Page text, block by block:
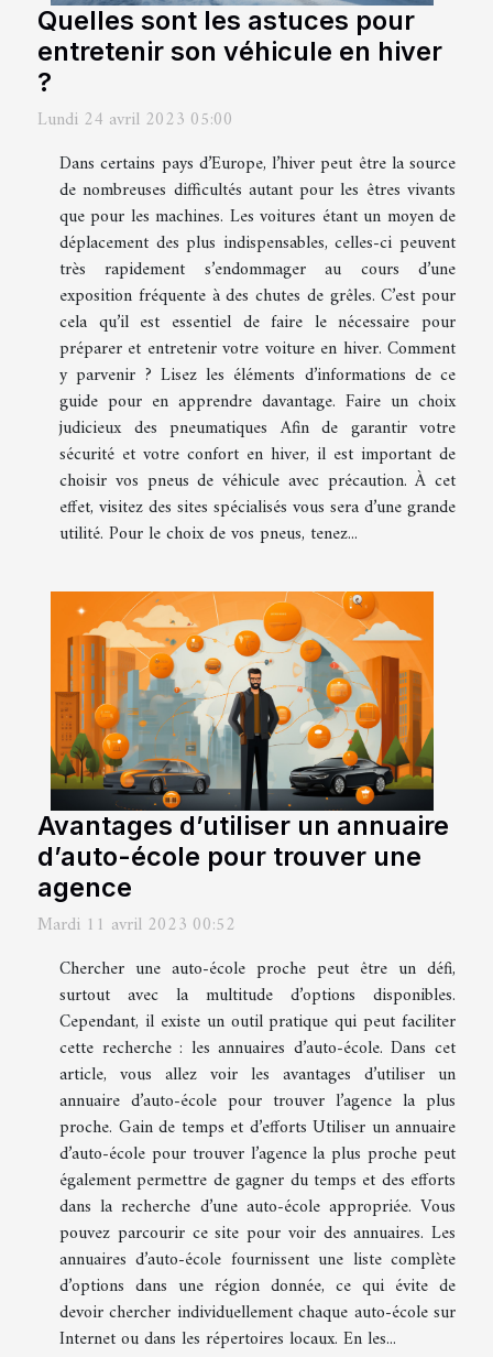
Quelles sont les astuces pour
entretenir son véhicule en hiver
?
Lundi 24 avril 2023 05:00
Dans certains pays d’Europe, l’hiver peut être la source
de nombreuses difficultés autant pour les êtres vivants
que pour les machines. Les voitures étant un moyen de
déplacement des plus indispensables, celles-ci peuvent
très rapidement s’endommager au cours d’une
exposition fréquente à des chutes de grêles. C’est pour
cela qu’il est essentiel de faire le nécessaire pour
préparer et entretenir votre voiture en hiver. Comment
y parvenir ? Lisez les éléments d’informations de ce
guide pour en apprendre davantage. Faire un choix
judicieux des pneumatiques Afin de garantir votre
sécurité et votre confort en hiver, il est important de
choisir vos pneus de véhicule avec précaution. À cet
effet, visitez des sites spécialisés vous sera d’une grande
utilité. Pour le choix de vos pneus, tenez...
Avantages d’utiliser un annuaire
d’auto-école pour trouver une
agence
Mardi 11 avril 2023 00:52
Chercher une auto-école proche peut être un défi,
surtout avec la multitude d’options disponibles.
Cependant, il existe un outil pratique qui peut faciliter
cette recherche : les annuaires d’auto-école. Dans cet
article, vous allez voir les avantages d’utiliser un
annuaire d’auto-école pour trouver l’agence la plus
proche. Gain de temps et d’efforts Utiliser un annuaire
d’auto-école pour trouver l’agence la plus proche peut
également permettre de gagner du temps et des efforts
dans la recherche d’une auto-école appropriée. Vous
pouvez parcourir ce site pour voir des annuaires. Les
annuaires d’auto-école fournissent une liste complète
d’options dans une région donnée, ce qui évite de
devoir chercher individuellement chaque auto-école sur
Internet ou dans les répertoires locaux. En les...